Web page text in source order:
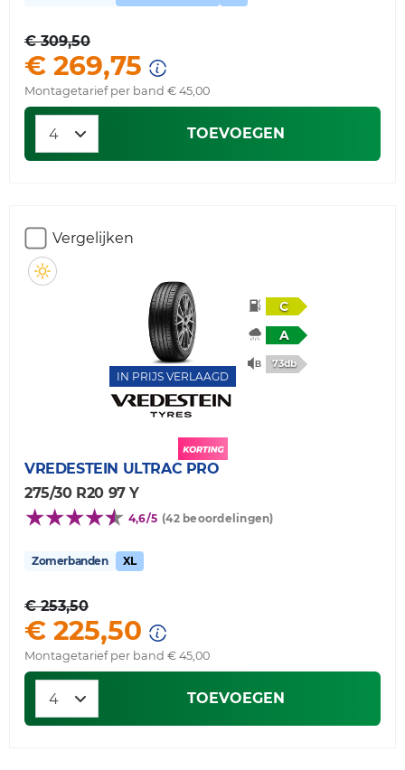
€ 309,50
€ 269,75
Montagetarief per band € 45,00
TOEVOEGEN
Vergelijken
IN PRIJS VERLAAGD
C
A
73db
VREDESTEIN ULTRAC PRO
275/30 R20 97 Y
4,6/5 (42 beoordelingen)
Zomerbanden XL
€ 253,50
€ 225,50
Montagetarief per band € 45,00
TOEVOEGEN